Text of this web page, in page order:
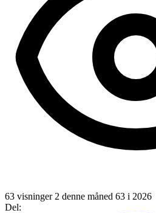
63 visninger 2 denne måned 63 i 2026
Del: